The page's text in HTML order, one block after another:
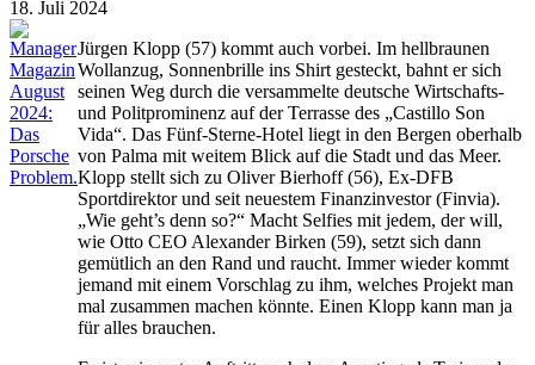
18. Juli 2024
Jürgen Klopp (57) kommt auch vorbei. Im hellbraunen
Wollanzug, Sonnenbrille ins Shirt gesteckt, bahnt er sich
seinen Weg durch die versammelte deutsche Wirtschafts-
und Politprominenz auf der Terrasse des „Castillo Son
Vida“. Das Fünf-Sterne-Hotel liegt in den Bergen oberhalb
von Palma mit weitem Blick auf die Stadt und das Meer.
Klopp stellt sich zu Oliver Bierhoff (56), Ex-DFB
Sportdirektor und seit neuestem Finanzinvestor (Finvia).
„Wie geht’s denn so?“ Macht Selfies mit jedem, der will,
wie Otto CEO Alexander Birken (59), setzt sich dann
gemütlich an den Rand und raucht. Immer wieder kommt
jemand mit einem Vorschlag zu ihm, welches Projekt man
mal zusammen machen könnte. Einen Klopp kann man ja
für alles brauchen.